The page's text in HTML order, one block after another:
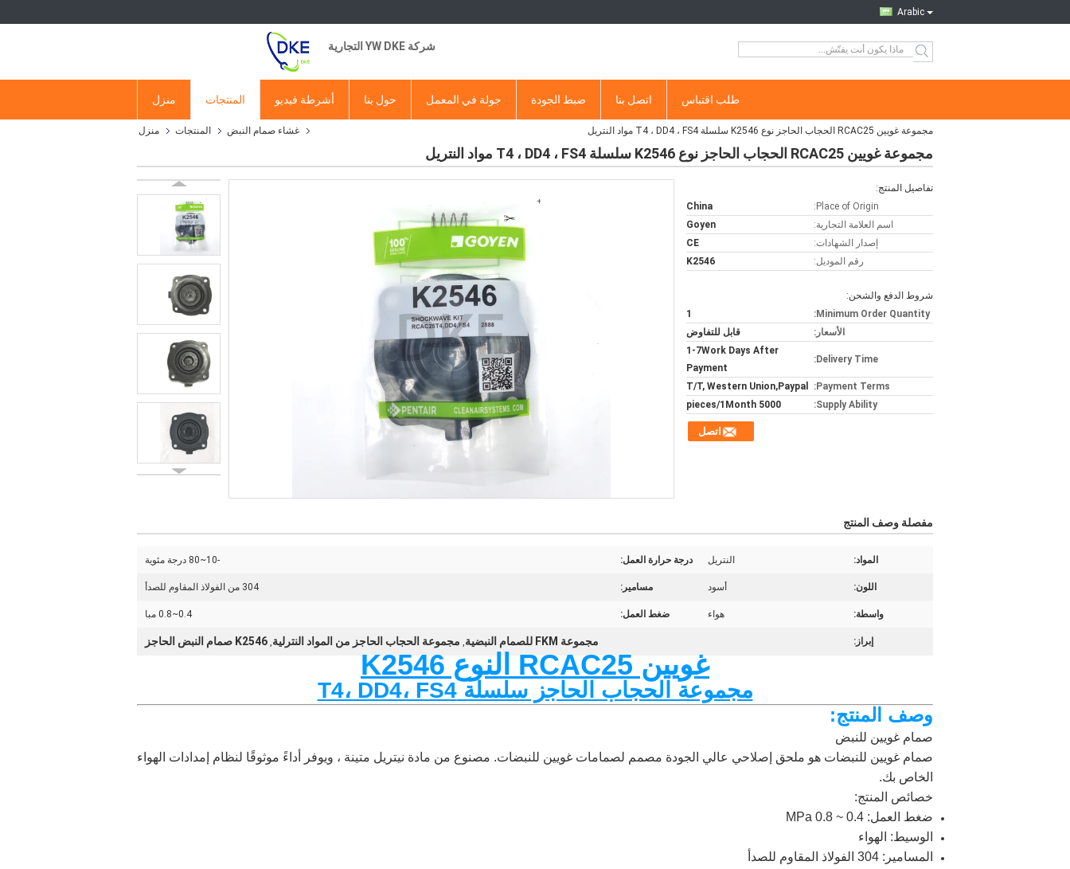
Arabic
شركة YW DKE التجارية
منزل المنتجات أشرطة فيديو حول بنا جولة في المعمل ضبط الجودة اتصل بنا طلب اقتباس
منزل المنتجات غشاء صمام النبض مجموعة غويين RCAC25 الحجاب الحاجز نوع K2546 سلسلة T4 ، DD4 ، FS4 مواد النتريل
مجموعة غويين RCAC25 الحجاب الحاجز نوع K2546 سلسلة T4 ، DD4 ، FS4 مواد النتريل
تفاصيل المنتج:
Place of Origin:
China
اسم العلامة التجارية:
Goyen
إصدار الشهادات:
CE
رقم الموديل:
K2546
شروط الدفع والشحن:
Minimum Order Quantity:
1
الأسعار:
قابل للتفاوض
Delivery Time:
1-7Work Days After
Payment
Payment Terms:
T/T, Western Union,Paypal
Supply Ability:
5000 pieces/1Month
اتصل
مفصلة وصف المنتج
المواد: النتريل درجة حرارة العمل: -10~80 درجة مئوية
اللون: أسود مسامير: 304 من الفولاذ المقاوم للصدأ
واسطة: هواء ضغط العمل: 0.4~0.8 مبا
إبراز: مجموعة FKM للصمام النبضية , مجموعة الحجاب الحاجز من المواد النترلية, K2546 صمام النبض الحاجز
غويين RCAC25 النوع K2546
مجموعة الحجاب الحاجز سلسلة T4، DD4، FS4
وصف المنتج:
صمام غويين للنبض
صمام غويين للنبضات هو ملحق إصلاحي عالي الجودة مصمم لصمامات غويين للنبضات. مصنوع من مادة نيتريل متينة ، ويوفر أداءً موثوقًا لنظام إمدادات الهواء
الخاص بك.
خصائص المنتج:
ضغط العمل: 0.4 ~ 0.8 MPa
الوسيط: الهواء
المسامير: 304 الفولاذ المقاوم للصدأ